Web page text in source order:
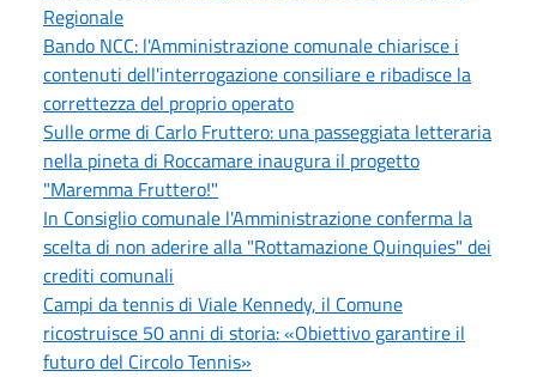
Regionale
Bando NCC: l'Amministrazione comunale chiarisce i
contenuti dell'interrogazione consiliare e ribadisce la
correttezza del proprio operato
Sulle orme di Carlo Fruttero: una passeggiata letteraria
nella pineta di Roccamare inaugura il progetto
"Maremma Fruttero!"
In Consiglio comunale l'Amministrazione conferma la
scelta di non aderire alla "Rottamazione Quinquies" dei
crediti comunali
Campi da tennis di Viale Kennedy, il Comune
ricostruisce 50 anni di storia: «Obiettivo garantire il
futuro del Circolo Tennis»